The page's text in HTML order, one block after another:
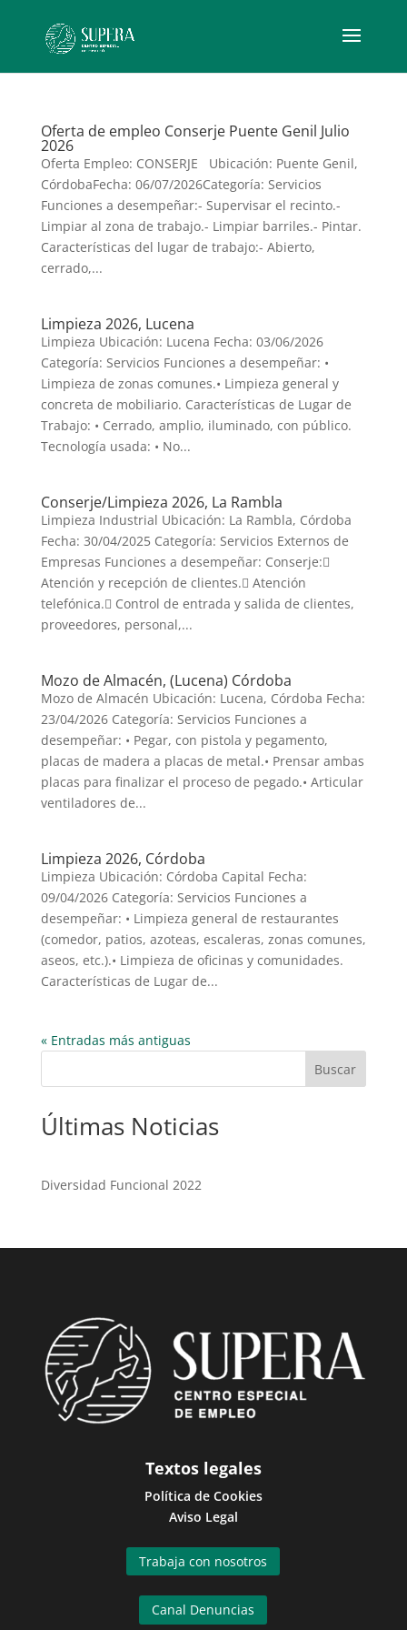
Oferta de empleo Conserje Puente Genil Julio
2026
Oferta Empleo: CONSERJE Ubicación: Puente Genil,
CórdobaFecha: 06/07/2026Categoría: Servicios
Funciones a desempeñar:- Supervisar el recinto.-
Limpiar al zona de trabajo.- Limpiar barriles.- Pintar.
Características del lugar de trabajo:- Abierto,
cerrado,...
Limpieza 2026, Lucena
Limpieza Ubicación: Lucena Fecha: 03/06/2026
Categoría: Servicios Funciones a desempeñar: •
Limpieza de zonas comunes.• Limpieza general y
concreta de mobiliario. Características de Lugar de
Trabajo: • Cerrado, amplio, iluminado, con público.
Tecnología usada: • No...
Conserje/Limpieza 2026, La Rambla
Limpieza Industrial Ubicación: La Rambla, Córdoba
Fecha: 30/04/2025 Categoría: Servicios Externos de
Empresas Funciones a desempeñar: Conserje:
Atención y recepción de clientes. Atención
telefónica. Control de entrada y salida de clientes,
proveedores, personal,...
Mozo de Almacén, (Lucena) Córdoba
Mozo de Almacén Ubicación: Lucena, Córdoba Fecha:
23/04/2026 Categoría: Servicios Funciones a
desempeñar: • Pegar, con pistola y pegamento,
placas de madera a placas de metal.• Prensar ambas
placas para finalizar el proceso de pegado.• Articular
ventiladores de...
Limpieza 2026, Córdoba
Limpieza Ubicación: Córdoba Capital Fecha:
09/04/2026 Categoría: Servicios Funciones a
desempeñar: • Limpieza general de restaurantes
(comedor, patios, azoteas, escaleras, zonas comunes,
aseos, etc.).• Limpieza de oficinas y comunidades.
Características de Lugar de...
« Entradas más antiguas
Buscar
Últimas Noticias
Diversidad Funcional 2022
Textos legales
Política de Cookies
Aviso Legal
Trabaja con nosotros
Canal Denuncias